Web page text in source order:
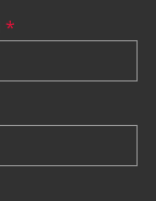
*